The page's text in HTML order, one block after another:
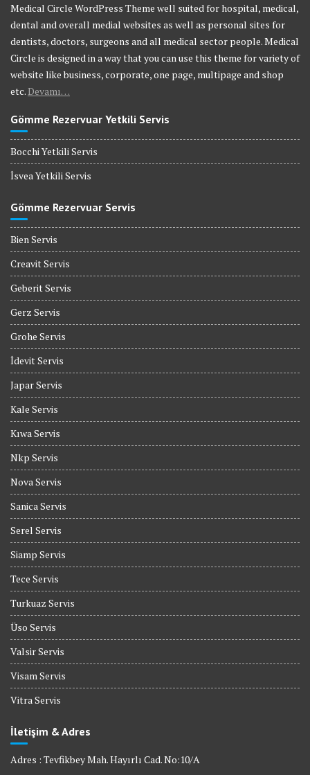
Medical Circle WordPress Theme well suited for hospital, medical,
dental and overall medial websites as well as personal sites for
dentists, doctors, surgeons and all medical sector people. Medical
Circle is designed in a way that you can use this theme for variety of
website like business, corporate, one page, multipage and shop
etc. Devamı…
Gömme Rezervuar Yetkili Servis
Bocchi Yetkili Servis
İsvea Yetkili Servis
Gömme Rezervuar Servis
Bien Servis
Creavit Servis
Geberit Servis
Gerz Servis
Grohe Servis
İdevit Servis
Japar Servis
Kale Servis
Kıwa Servis
Nkp Servis
Nova Servis
Sanica Servis
Serel Servis
Siamp Servis
Tece Servis
Turkuaz Servis
Üso Servis
Valsir Servis
Visam Servis
Vitra Servis
İletişim & Adres
Adres : Tevfikbey Mah. Hayırlı Cad. No:10/A